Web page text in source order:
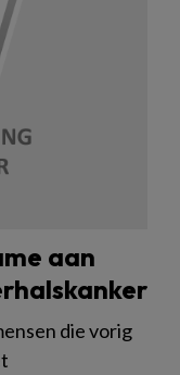
aan
die vorig